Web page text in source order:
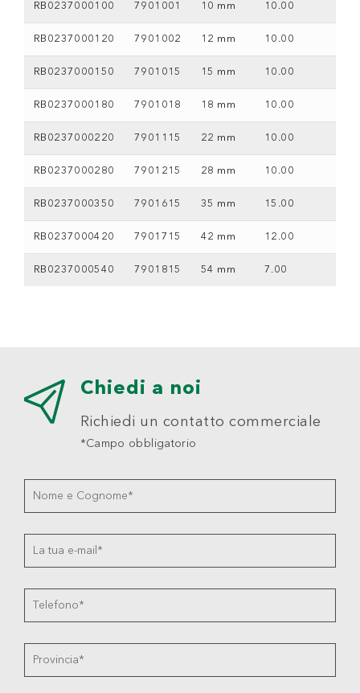
RB0237000100 7901001 10 mm 10.00
RB0237000120 7901002 12 mm 10.00
RB0237000150 7901015 15 mm 10.00
RB0237000180 7901018 18 mm 10.00
RB0237000220 7901115 22 mm 10.00
RB0237000280 7901215 28 mm 10.00
RB0237000350 7901615 35 mm 15.00
RB0237000420 7901715 42 mm 12.00
RB0237000540 7901815 54 mm 7.00
Chiedi a noi
Richiedi un contatto commerciale
*Campo obbligatorio